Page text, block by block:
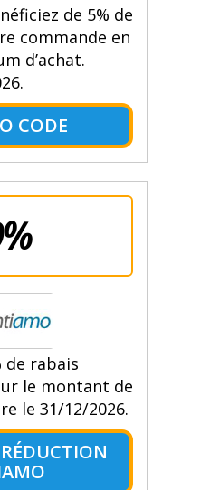
de 5% de
commande en
d’achat.
CODE
de rabais
le montant de
le 31/12/2026.